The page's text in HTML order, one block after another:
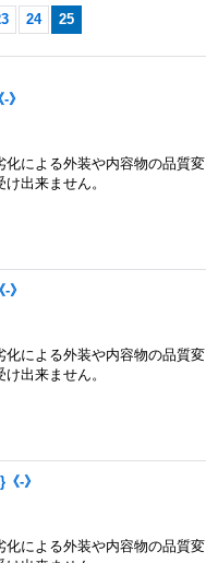
24 25
による外装や内容物の品質変
出来ません。
による外装や内容物の品質変
出来ません。
-》
による外装や内容物の品質変